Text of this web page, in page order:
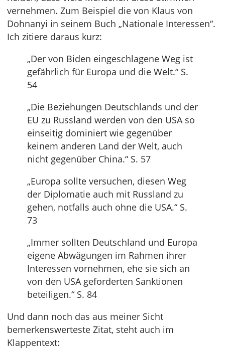
vernehmen. Zum Beispiel die von Klaus von
Dohnanyi in seinem Buch „Nationale Interessen“.
Ich zitiere daraus kurz:
„Der von Biden eingeschlagene Weg ist
gefährlich für Europa und die Welt.“ S.
54
„Die Beziehungen Deutschlands und der
EU zu Russland werden von den USA so
einseitig dominiert wie gegenüber
keinem anderen Land der Welt, auch
nicht gegenüber China.“ S. 57
„Europa sollte versuchen, diesen Weg
der Diplomatie auch mit Russland zu
gehen, notfalls auch ohne die USA.“ S.
73
„Immer sollten Deutschland und Europa
eigene Abwägungen im Rahmen ihrer
Interessen vornehmen, ehe sie sich an
von den USA geforderten Sanktionen
beteiligen.“ S. 84
Und dann noch das aus meiner Sicht
bemerkenswerteste Zitat, steht auch im
Klappentext: